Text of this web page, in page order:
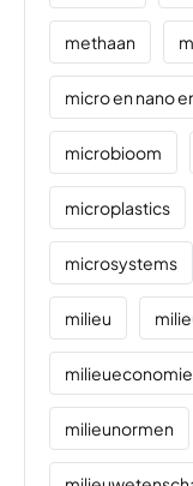
methaan
micro en nano
microbioom
microplastics
microsystems
milieu
milieueconomie
milieunormen